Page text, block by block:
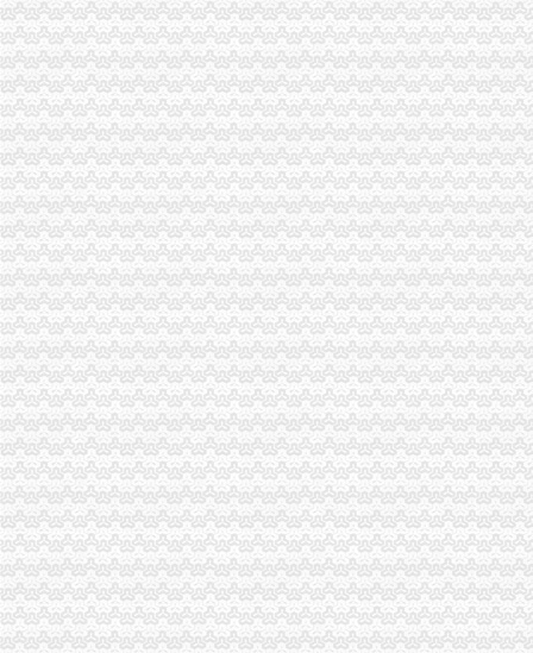
北京各区一般纳税人资格查询帮助你three_周边服务栏目_机电之家网
一般纳税人资格查询_中华文本库
一般纳税人咨询处-深圳58同城
如何查询增值税一般纳税人认定信息？_资料网
一般纳税人查询广东税务局版2.4.0安卓版-新云软件园
如何查询一般纳税人资格_百度经验
青岛一般纳税人查询